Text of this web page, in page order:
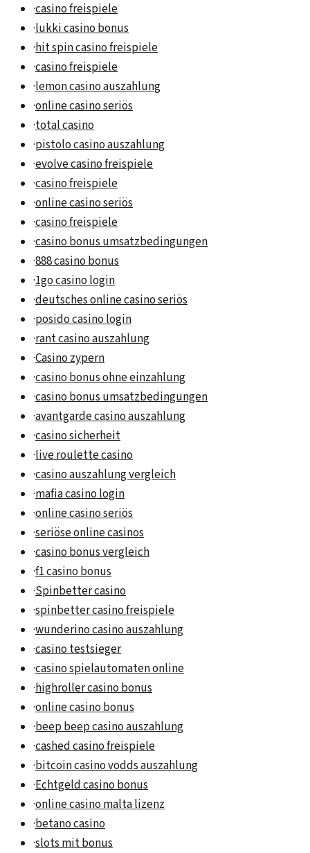
·casino freispiele
·lukki casino bonus
·hit spin casino freispiele
·casino freispiele
·lemon casino auszahlung
·online casino seriös
·total casino
·pistolo casino auszahlung
·evolve casino freispiele
·casino freispiele
·online casino seriös
·casino freispiele
·casino bonus umsatzbedingungen
·888 casino bonus
·1go casino login
·deutsches online casino seriös
·posido casino login
·rant casino auszahlung
·Casino zypern
·casino bonus ohne einzahlung
·casino bonus umsatzbedingungen
·avantgarde casino auszahlung
·casino sicherheit
·live roulette casino
·casino auszahlung vergleich
·mafia casino login
·online casino seriös
·seriöse online casinos
·casino bonus vergleich
·f1 casino bonus
·Spinbetter casino
·spinbetter casino freispiele
·wunderino casino auszahlung
·casino testsieger
·casino spielautomaten online
·highroller casino bonus
·online casino bonus
·beep beep casino auszahlung
·cashed casino freispiele
·bitcoin casino vodds auszahlung
·Echtgeld casino bonus
·online casino malta lizenz
·betano casino
·slots mit bonus